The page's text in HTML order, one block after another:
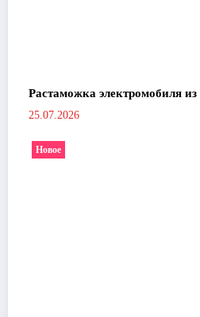
Растаможка электромобиля
25.07.2026
Новое